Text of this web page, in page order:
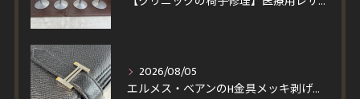
2026/08/05
エルメス・ベアンのH金具メッキ剥げを修理！一度縫製を解いて仕上げる輝く再メッキと角スレ・コバ修復事例